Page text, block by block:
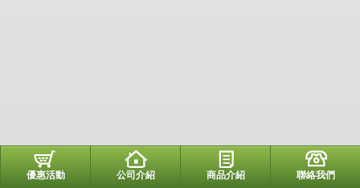
優惠活動 公司介紹 商品介紹 聯絡我們